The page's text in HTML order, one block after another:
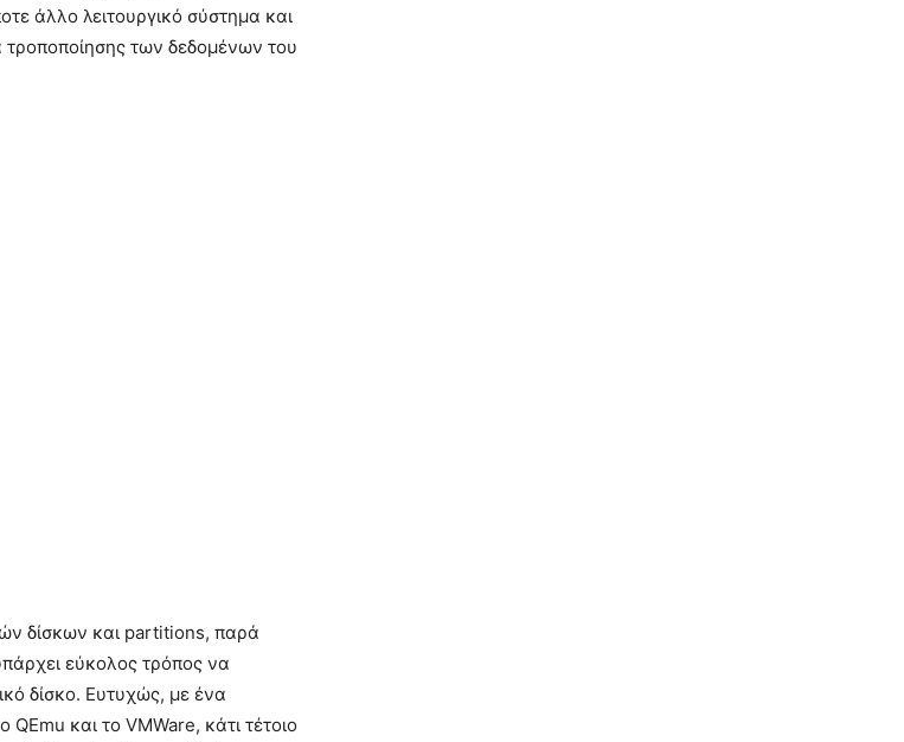
άλλο λειτουργικό σύστημα και
τροποποίησης των δεδομένων του
δίσκων και partitions, παρά
εύκολος τρόπος να
δίσκο. Ευτυχώς, με ένα
και το VMWare, κάτι τέτοιο